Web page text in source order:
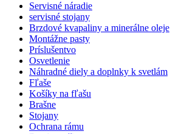
Servisné náradie
servisné stojany
Brzdové kvapaliny a minerálne oleje
Montážne pasty
Príslušentvo
Osvetlenie
Náhradné diely a doplnky k svetlám
Fľaše
Košíky na fľašu
Brašne
Stojany
Ochrana rámu